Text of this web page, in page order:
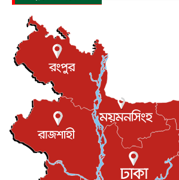
যুক্তরাজ্যে গ্রুমিং কেলেঙ্কারি :
আন্তর্জাতিক
বিরোধ কাটিয়ে কূটনৈতিক সম্পর্ক
আন্তর্জাতিক
এবার ওটিটিতে মুক্তি পেল ‘মালিক’
বিনোদন
রিয়ালকে ‘না’ বলা রদ্রির জন্য
খেলাধুলা